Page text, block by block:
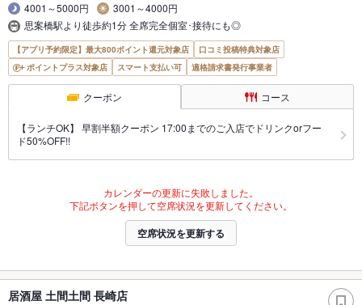
4001～5000円
3001～4000円
思案橋駅より徒歩約1分 全席完全個室･接待にも◎
【アプリ予約限定】最大800ポイント還元対象店
口コミ投稿特典対象店
ポイントプラス対象店
スマート支払い可 適格請求書発行事業者
クーポン コース
【ランチOK】 早割半額クーポン 17:00までのご入店でドリンクorフー
ド50%OFF!!
カレンダーの更新に失敗しました。
下記ボタンを押して空席状況を更新してください。
空席状況を更新する
居酒屋 土間土間 長崎店